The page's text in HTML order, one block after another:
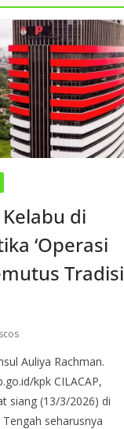
di
‘Operasi
Tradisi
Auliya Rachman.
kpk CILACAP,
siang (13/3/2026) di
seharusnya